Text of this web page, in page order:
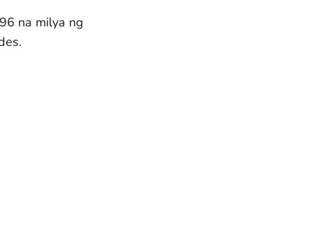
na milya ng